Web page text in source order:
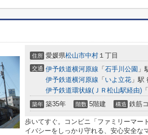
住所 愛媛県松山市中村 １丁目
交通 伊予鉄道横河原線 「 石手川公園 」
伊予鉄道横河原線 「 いよ立花 」駅
伊予鉄道環状線(ＪＲ松山駅経由) 「
築年 築35年 階数 5階建 構造 鉄筋
歩いてすぐ。コンビニ「ファミリーマー
イバシーをしっかり守れる、安心安全な